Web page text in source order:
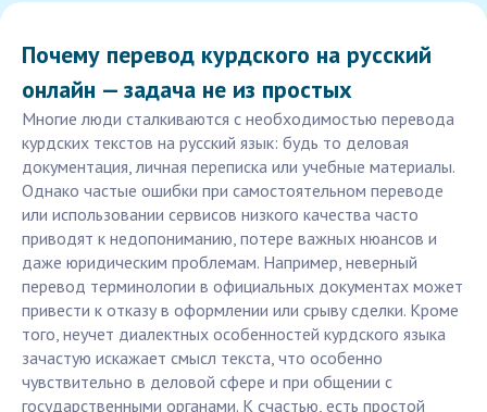
Почему перевод курдского на русский
онлайн — задача не из простых
Многие люди сталкиваются с необходимостью перевода
курдских текстов на русский язык: будь то деловая
документация, личная переписка или учебные материалы.
Однако частые ошибки при самостоятельном переводе
или использовании сервисов низкого качества часто
приводят к недопониманию, потере важных нюансов и
даже юридическим проблемам. Например, неверный
перевод терминологии в официальных документах может
привести к отказу в оформлении или срыву сделки. Кроме
того, неучет диалектных особенностей курдского языка
зачастую искажает смысл текста, что особенно
чувствительно в деловой сфере и при общении с
государственными органами. К счастью, есть простой